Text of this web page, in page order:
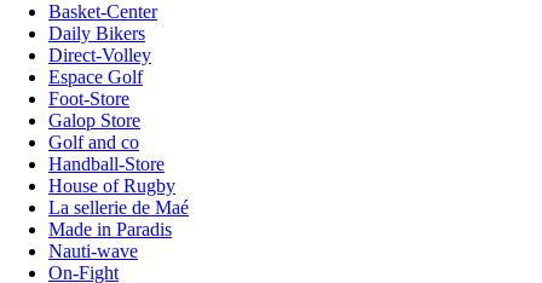
Basket-Center
Daily Bikers
Direct-Volley
Espace Golf
Foot-Store
Galop Store
Golf and co
Handball-Store
House of Rugby
La sellerie de Maé
Made in Paradis
Nauti-wave
On-Fight